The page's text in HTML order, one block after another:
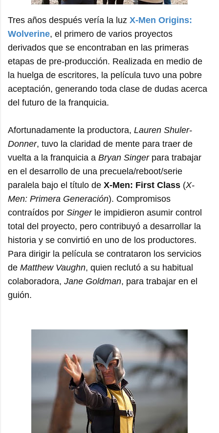
Tres años después vería la luz X-Men Origins:
Wolverine, el primero de varios proyectos
derivados que se encontraban en las primeras
etapas de pre-producción. Realizada en medio de
la huelga de escritores, la película tuvo una pobre
aceptación, generando toda clase de dudas acerca
del futuro de la franquicia.
Afortunadamente la productora, Lauren Shuler-
Donner, tuvo la claridad de mente para traer de
vuelta a la franquicia a Bryan Singerpara trabajar
en el desarrollo de una precuela/reboot/serie
paralela bajo el título de X-Men: First Class (X-
Men: Primera Generación). Compromisos
contraídos por Singer le impidieron asumir control
total del proyecto, pero contribuyó a desarrollar la
historia y se convirtió en uno de los productores.
Para dirigir la película se contrataron los servicios
de Matthew Vaughn, quien reclutó a su habitual
colaboradora, Jane Goldman, para trabajar en el
guión.